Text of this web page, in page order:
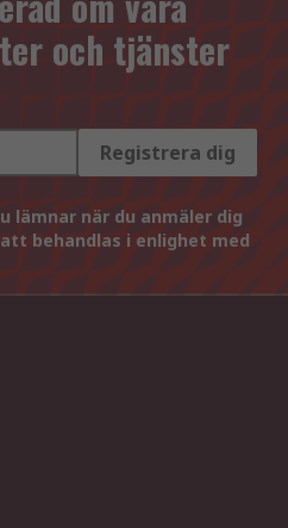
och tjänster
Registrera dig
lämnar när du anmäler dig
behandlas i enlighet med